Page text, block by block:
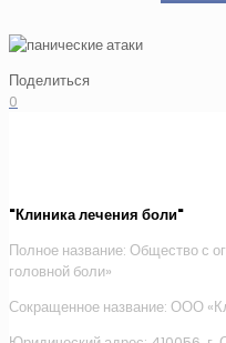
Поделиться
0
"Клиника лечения боли"
Полное название: Общество с
головной боли»
Сокращенное название: ООО